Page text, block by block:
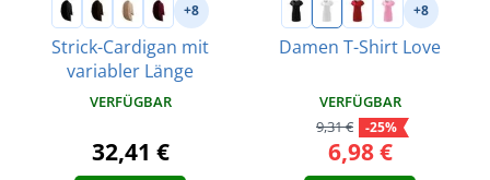
+8
Strick-Cardigan mit
variabler Länge
VERFÜGBAR
32,41 €
+8
Damen T-Shirt Love
VERFÜGBAR
9,31 €
-25%
6,98 €